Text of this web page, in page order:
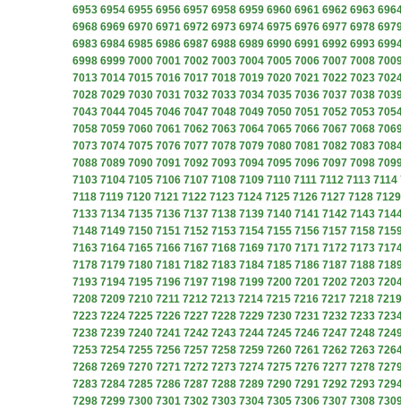
6953 6954 6955 6956 6957 6958 6959 6960 6961 6962 6963
6968 6969 6970 6971 6972 6973 6974 6975 6976 6977 6978
6983 6984 6985 6986 6987 6988 6989 6990 6991 6992 6993
6998 6999 7000 7001 7002 7003 7004 7005 7006 7007 7008
7013 7014 7015 7016 7017 7018 7019 7020 7021 7022 7023
7028 7029 7030 7031 7032 7033 7034 7035 7036 7037 7038
7043 7044 7045 7046 7047 7048 7049 7050 7051 7052 7053
7058 7059 7060 7061 7062 7063 7064 7065 7066 7067 7068
7073 7074 7075 7076 7077 7078 7079 7080 7081 7082 7083
7088 7089 7090 7091 7092 7093 7094 7095 7096 7097 7098
7103 7104 7105 7106 7107 7108 7109 7110 7111 7112 7113 7114
7118 7119 7120 7121 7122 7123 7124 7125 7126 7127 7128 7129
7133 7134 7135 7136 7137 7138 7139 7140 7141 7142 7143
7148 7149 7150 7151 7152 7153 7154 7155 7156 7157 7158
7163 7164 7165 7166 7167 7168 7169 7170 7171 7172 7173
7178 7179 7180 7181 7182 7183 7184 7185 7186 7187 7188
7193 7194 7195 7196 7197 7198 7199 7200 7201 7202 7203
7208 7209 7210 7211 7212 7213 7214 7215 7216 7217 7218 7219
7223 7224 7225 7226 7227 7228 7229 7230 7231 7232 7233
7238 7239 7240 7241 7242 7243 7244 7245 7246 7247 7248
7253 7254 7255 7256 7257 7258 7259 7260 7261 7262 7263
7268 7269 7270 7271 7272 7273 7274 7275 7276 7277 7278
7283 7284 7285 7286 7287 7288 7289 7290 7291 7292 7293
7298 7299 7300 7301 7302 7303 7304 7305 7306 7307 7308